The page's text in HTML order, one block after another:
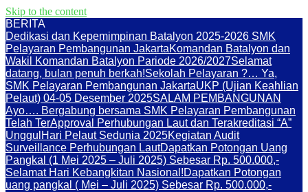
Skip to the content
BERITA
Dedikasi dan Kepemimpinan Batalyon 2025-2026 SMK
Pelayaran Pembangunan JakartaKomandan Batalyon dan
Wakil Komandan Batalyon Pariode 2026/2027Selamat
datang, bulan penuh berkah!Sekolah Pelayaran ?… Ya,
SMK Pelayaran Pembangunan JakartaUKP (Ujian Keahlian
Pelaut) 04-05 Desember 2025SALAM PEMBANGUNAN
Ayo…. Bergabung bersama SMK Pelayaran Pembangunan
Telah TerApproval Perhubungan Laut dan Terakreditasi “A”
Unggul Hari Pelaut Sedunia 2025Kegiatan Audit
Surveillance Perhubungan LautDapatkan Potongan Uang
Pangkal (1 Mei 2025 – Juli 2025) Sebesar Rp. 500.000,-
Selamat Hari Kebangkitan Nasional!Dapatkan Potongan
uang pangkal ( Mei – Juli 2025) Sebesar Rp. 500.000,-